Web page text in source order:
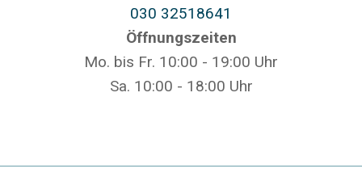
030 32518641
Öffnungszeiten
Mo. bis Fr. 10:00 - 19:00 Uhr
Sa. 10:00 - 18:00 Uhr